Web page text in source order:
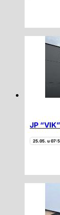
JP
25.05. u